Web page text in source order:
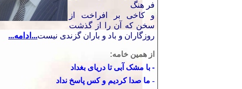
فر هنگ
و کاخی بر افراخت از
سخن که آن را از گذشت
روزگاران و باد و باران گزندی نیست...ادامه...
از همین خامه:
- با مشک آبی تا دريای بغداد
- ما صدا کردیم و کس پاسخ نداد